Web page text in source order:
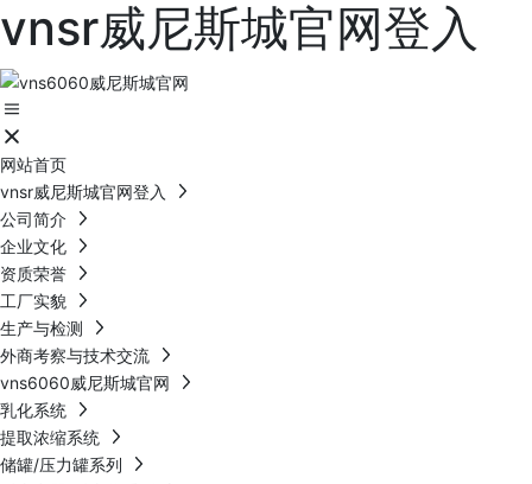
vnsr威尼斯城官网登入
网站首页
vnsr威尼斯城官网登入
公司简介
企业文化
资质荣誉
工厂实貌
生产与检测
外商考察与技术交流
vns6060威尼斯城官网
乳化系统
提取浓缩系统
储罐/压力罐系列